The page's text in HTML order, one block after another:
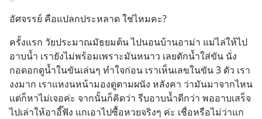
อัศจรรย์ คือแปลกประหลาด ใช่ไหมคะ?
ครั้งแรก วัยประมาณมัธยมต้น ไปนอนบ้านอาม่า แม่ไล่ให้ไป
อาบน้ำ เรายังไม่พร้อมเพราะมันหนาว เลยตักน้ำใส่ขัน นั่ง
กอดอกดูน้ำในขันเล่นๆ ทำใจก่อน เราเห็นเลขในขัน 3 ตัว เรา
งงมาก เราแหงนหน้ามองดูตามผนัง หลังคา ว่ามันมาจากไหน
แต่ก็หาไม่เจอค่ะ จากนั้นก็คิดว่า รีบอาบน้ำดีกว่า พออาบเสร็จ
ไปเล่าให้อาอี๊ฟัง แกเอาไปซื้อหวยจริงๆ ค่ะ เชื่อหรือไม่ว่าแก